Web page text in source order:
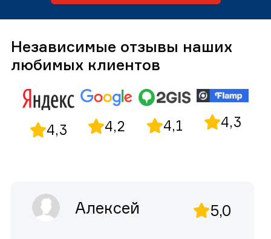
Независимые отзывы наших
любимых клиентов
4,3 4,2 4,1 4,3
Алексей 5,0